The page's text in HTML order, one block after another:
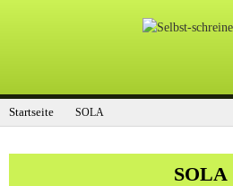
Startseite SOLA
SOLA